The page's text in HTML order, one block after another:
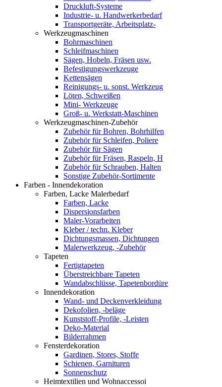
Druckluft-Systeme
Industrie- u. Handwerkerbedarf
Transportgeräte, Arbeitsplatz-
Werkzeugmaschinen
Bohrmaschinen
Schleifmaschinen
Sägen, Hobeln, Fräsen usw.
Befestigungswerkzeuge
Kettensägen
Reinigungs- u. sonst. Werkzeug
Löten, Schweißen
Mini- Werkzeuge
Groß- u. Werkstatt-Maschinen
Werkzeugmaschinen-Zubehör
Zubehör für Bohren, Bohrhilfen
Zubehör für Schleifen, Poliere
Zubehör für Sägen
Zubehör für Fräsen, Raspeln, H
Zubehör für Schrauben, Halten
Sonstige Zubehör-Sortimente
Farben - Innendekoration
Farben, Lacke Malerbedarf
Farben, Lacke
Dispersionsfarben
Maler-Vorarbeiten
Kleber / techn. Kleber
Dichtungsmassen, Dichtungen
Malerwerkzeug, -Zubehör
Tapeten
Fertigtapeten
Überstreichbare Tapeten
Wandabschlüsse, Tapetenbordüre
Innendekoration
Wand- und Deckenverkleidung
Dekofolien, -beläge
Kunststoff-Profile, -Leisten
Deko-Material
Bilderrahmen
Fensterdekoration
Gardinen, Stores, Stoffe
Schienen, Garnituren
Sonnenschutz
Heimtextilien und Wohnaccessoi